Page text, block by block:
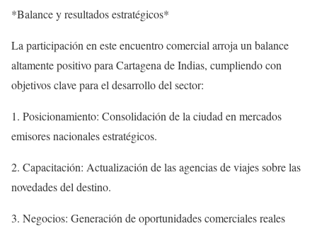
*Balance y resultados estratégicos*
La participación en este encuentro comercial arroja un balance
altamente positivo para Cartagena de Indias, cumpliendo con
objetivos clave para el desarrollo del sector:
1. Posicionamiento: Consolidación de la ciudad en mercados
emisores nacionales estratégicos.
2. Capacitación: Actualización de las agencias de viajes sobre las
novedades del destino.
3. Negocios: Generación de oportunidades comerciales reales